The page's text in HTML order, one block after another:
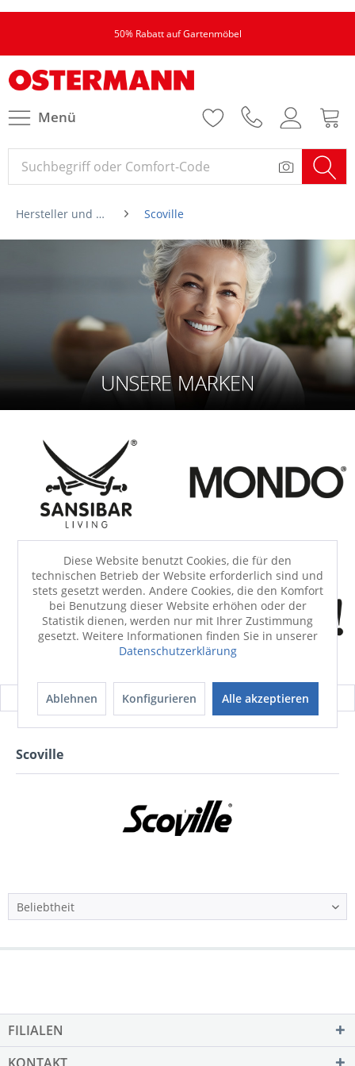
50% Rabatt auf Gartenmöbel
Menü
Hersteller und Marken von A-Z Scoville
Hersteller und Marken von A-Z
Scoville
FILIALEN
Diese Website benutzt Cookies, die für den
technischen Betrieb der Website erforderlich sind und
stets gesetzt werden. Andere Cookies, die den Komfort
bei Benutzung dieser Website erhöhen oder der
Statistik dienen, werden nur mit Ihrer Zustimmung
gesetzt. Weitere Informationen finden Sie in unserer
Datenschutzerklärung
Ablehnen Konfigurieren Alle akzeptieren